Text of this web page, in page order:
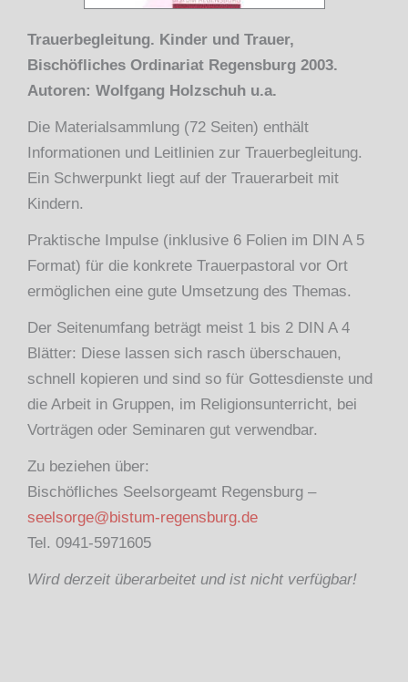
Trauerbegleitung. Kinder und Trauer,
Bischöfliches Ordinariat Regensburg 2003.
Autoren: Wolfgang Holzschuh u.a.
Die Materialsammlung (72 Seiten) enthält
Informationen und Leitlinien zur Trauerbegleitung.
Ein Schwerpunkt liegt auf der Trauerarbeit mit
Kindern.
Praktische Impulse (inklusive 6 Folien im DIN A 5
Format) für die konkrete Trauerpastoral vor Ort
ermöglichen eine gute Umsetzung des Themas.
Der Seitenumfang beträgt meist 1 bis 2 DIN A 4
Blätter: Diese lassen sich rasch überschauen,
schnell kopieren und sind so für Gottesdienste und
die Arbeit in Gruppen, im Religionsunterricht, bei
Vorträgen oder Seminaren gut verwendbar.
Zu beziehen über:
Bischöfliches Seelsorgeamt Regensburg –
seelsorge@bistum-regensburg.de
Tel. 0941-5971605
Wird derzeit überarbeitet und ist nicht verfügbar!